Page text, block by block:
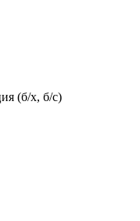
(б/х, б/с)